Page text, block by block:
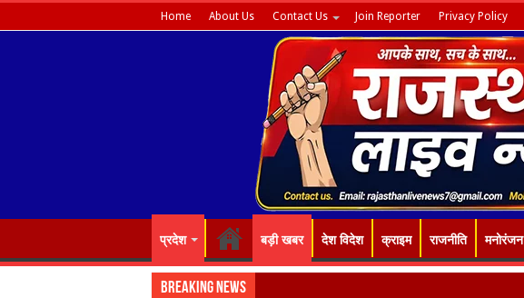
Home About Us Contact Us Join Reporter Privacy Policy
प्रदेश बड़ी खबर देश विदेश क्राइम राजनीति मनोरंजन
Breaking News